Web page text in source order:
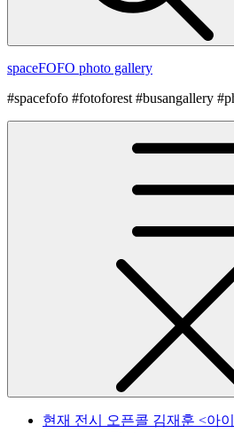
spaceFOFO photo gallery
#spacefofo #fotoforest #busangallery
현재 전시 오픈콜 김재훈 <아